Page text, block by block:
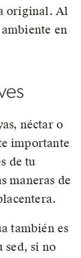
original. Al
en
néctar o
importante
de tu
maneras de
también es
sed, si no